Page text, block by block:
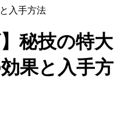
入手方法
秘技の特大
果と入手方